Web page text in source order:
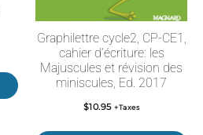
Graphilettre cycle2, CP-CE1,
cahier d’écriture: les
Majuscules et révision des
miniscules, Ed. 2017
$10.95 +Taxes